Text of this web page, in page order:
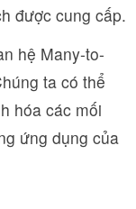
được cung cấp.
hệ Many-to-
ta có thể
hóa các mối
ứng dụng của